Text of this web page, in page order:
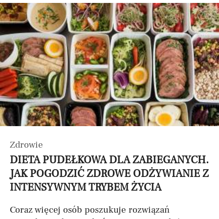
Zdrowie
DIETA PUDEŁKOWA DLA ZABIEGANYCH.
JAK POGODZIĆ ZDROWE ODŻYWIANIE Z
INTENSYWNYM TRYBEM ŻYCIA
Coraz więcej osób poszukuje rozwiązań